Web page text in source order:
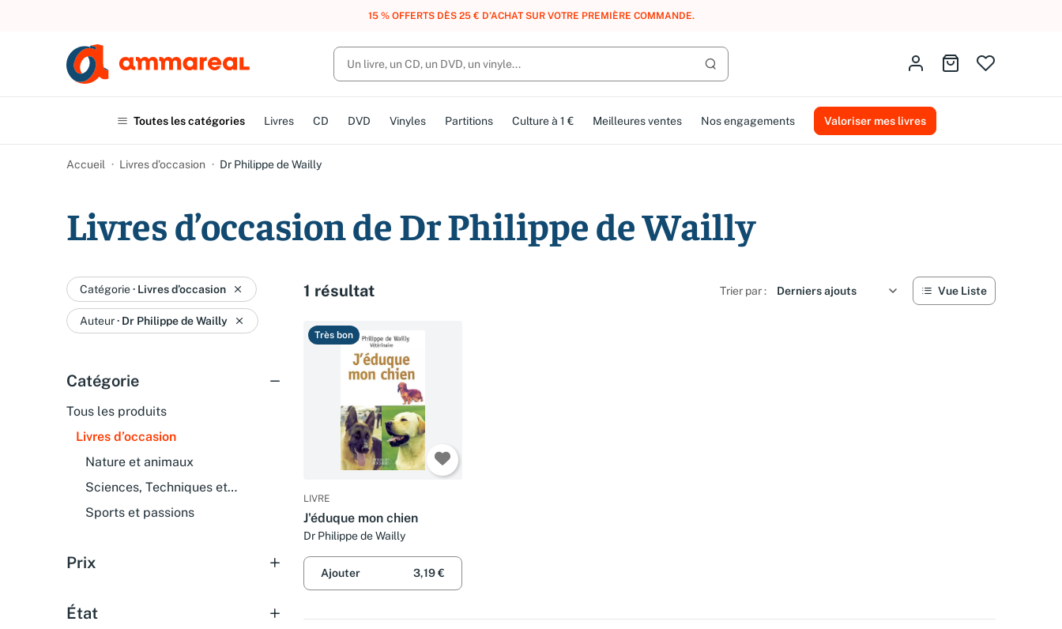
15 % OFFERTS DÈS 25 € D’ACHAT SUR VOTRE PREMIÈRE COMMANDE.
Lancer la recherche
Identifiez-vousAller au panier
Toutes les catégories Livres CD DVD Vinyles Partitions Culture à 1 € Meilleures ventes Nos engagements Valoriser mes livres
Accueil Livres d’occasion Dr Philippe de Wailly
Livres d’occasion de Dr Philippe de Wailly
Catégorie· Livres d’occasion
Auteur· Dr Philippe de Wailly
Catégorie
Tous les produits
Livres d’occasion
Nature et animaux
Sciences, Techniques et
Médecine
Sports et passions
Prix
État
1 résultat Trier par : Vue Liste
Très bon
LIVRE
J'éduque mon chien
Dr Philippe de Wailly
Ajouter 3,19 €